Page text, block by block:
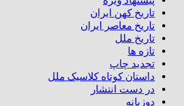
تاریخ کهن ایران
تاریخ معاصر ایران
تاریخ ملل
تازه ها
تجدید چاپ
داستان کوتاه کلاسیک ملل
در دست انتشار
دوزبانه